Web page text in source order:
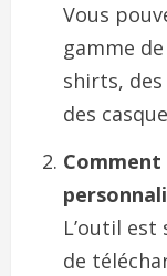
Vous
gamme
shirts, des
des
L’outil
de